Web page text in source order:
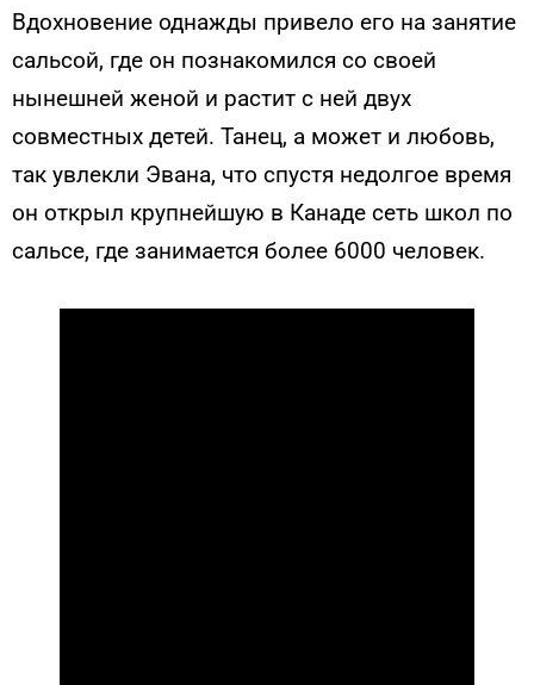
Вдохновение однажды привело его на занятие
сальсой, где он познакомился со своей
нынешней женой и растит с ней двух
совместных детей. Танец, а может и любовь,
так увлекли Эвана, что спустя недолгое время
он открыл крупнейшую в Канаде сеть школ по
сальсе, где занимается более 6000 человек.